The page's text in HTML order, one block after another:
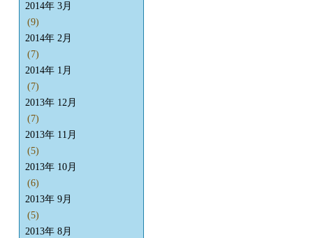
2014年 3月
(9)
2014年 2月
(7)
2014年 1月
(7)
2013年 12月
(7)
2013年 11月
(5)
2013年 10月
(6)
2013年 9月
(5)
2013年 8月